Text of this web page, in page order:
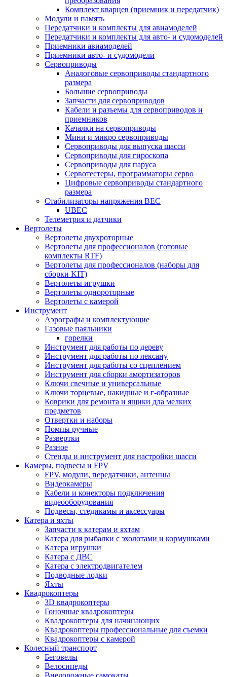
Комплект кварцев (приемник и передатчик)
Модули и память
Передатчики и комплекты для авиамоделей
Передатчики и комплекты для авто- и судомоделей
Приемники авиамоделей
Приемники авто- и судомодели
Сервоприводы
Аналоговые сервоприводы стандартного
размера
Большие сервоприводы
Запчасти для сервоприводов
Кабели и разъемы для сервоприводов и
приемников
Качалки на сервоприводы
Мини и микро сервоприводы
Сервоприводы для выпуска шасси
Сервоприводы для гироскопа
Сервоприводы для паруса
Сервотестеры, программаторы серво
Цифровые сервоприводы стандартного
размера
Стабилизаторы напряжения BEC
UBEC
Телеметрия и датчики
Вертолеты
Вертолеты двухроторные
Вертолеты для профессионалов (готовые
комплекты RTF)
Вертолеты для профессионалов (наборы для
сборки KIT)
Вертолеты игрушки
Вертолеты однороторные
Вертолеты с камерой
Инструмент
Аэрографы и комплектующие
Газовые паяльники
горелки
Инструмент для работы по дереву
Инструмент для работы по лексану
Инструмент для работы со сцеплением
Инструмент для сборки амортизаторов
Ключи свечные и универсальные
Ключи торцевые, накидные и г-образные
Коврики для ремонта и ящики дла мелких
предметов
Отвертки и наборы
Помпы ручные
Развертки
Разное
Стенды и инструмент для настройки шасси
Камеры, подвесы и FPV
FPV, модули, передатчики, антенны
Видеокамеры
Кабели и конекторы подключения
видеооборудования
Подвесы, стедикамы и аксессуары
Катера и яхты
Запчасти к катерам и яхтам
Катера для рыбалки с эхолотами и кормушками
Катера игрушки
Катера с ДВС
Катера с электродвигателем
Подводные лодки
Яхты
Квадрокоптеры
3D квадрокоптеры
Гоночные квадрокоптеры
Квадрокоптеры для начинающих
Квадрокоптеры профессиональные для съемки
Квадрокоптеры с камерой
Колесный транспорт
Беговелы
Велосипеды
Внедорожные самокаты